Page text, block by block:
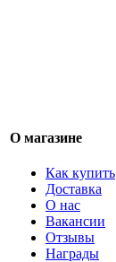
О магазине
Как купить
Доставка
О нас
Вакансии
Отзывы
Награды